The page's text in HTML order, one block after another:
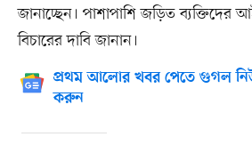
জানাচ্ছেন। পাশাপাশি জড়িত
বিচারের দাবি জানান।
প্রথম আলোর খবর পেতে গুগল
করুন